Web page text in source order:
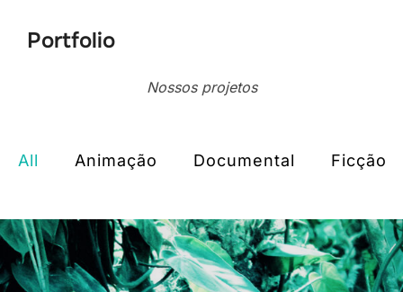
Portfolio
Nossos projetos
All Animação Documental Ficção